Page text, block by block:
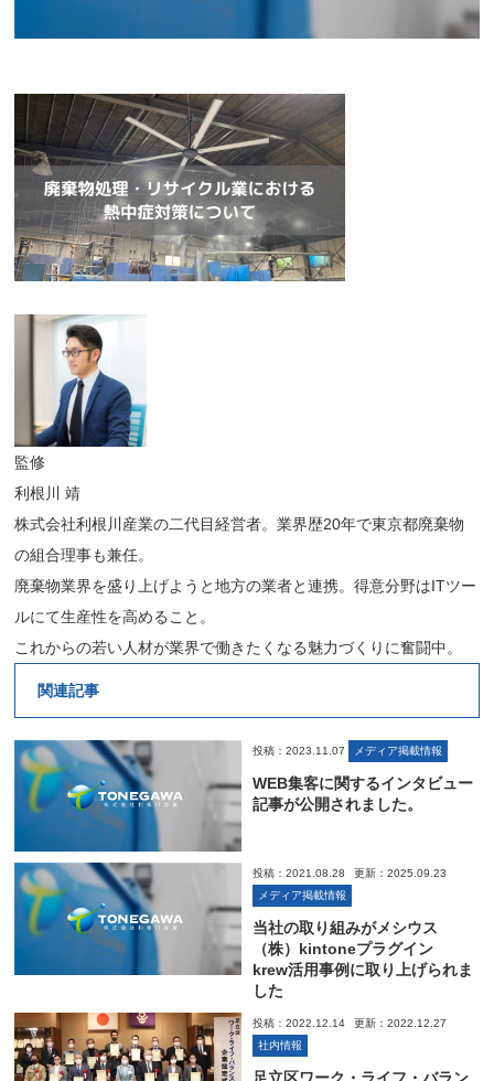
監修
利根川 靖
株式会社利根川産業の二代目経営者。業界歴20年で東京都廃棄物
の組合理事も兼任。
廃棄物業界を盛り上げようと地方の業者と連携。得意分野はITツー
ルにて生産性を高めること。
これからの若い人材が業界で働きたくなる魅力づくりに奮闘中。
関連記事
投稿：2023.11.07 メディア掲載情報
WEB集客に関するインタビュー
記事が公開されました。
投稿：2021.08.28
更新：2025.09.23
メディア掲載情報
当社の取り組みがメシウス
（株）kintoneプラグイン
krew活用事例に取り上げられま
した
投稿：2022.12.14
更新：2022.12.27
社内情報